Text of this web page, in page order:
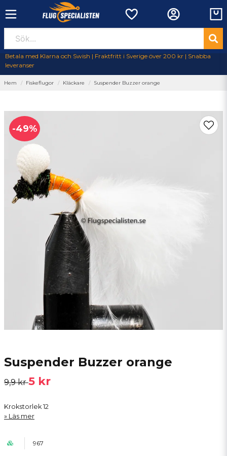
Betala med Klarna och Swish | Fraktfritt i Sverige över 200 kr | Snabba
leveranser
Hem Fiskeflugor Kläckare Suspender Buzzer orange
-49%
Suspender Buzzer orange
9,9 kr5 kr
Krokstorlek 12
Läs mer
967